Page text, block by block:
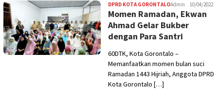
DPRD KOTA GORONTALOAdmin 10/04/2022
Momen Ramadan, Ekwan
Ahmad Gelar Bukber
dengan Para Santri
60DTK, Kota Gorontalo –
Memanfaatkan momen bulan suci
Ramadan 1443 Hijriah, Anggota DPRD
Kota Gorontalo […]